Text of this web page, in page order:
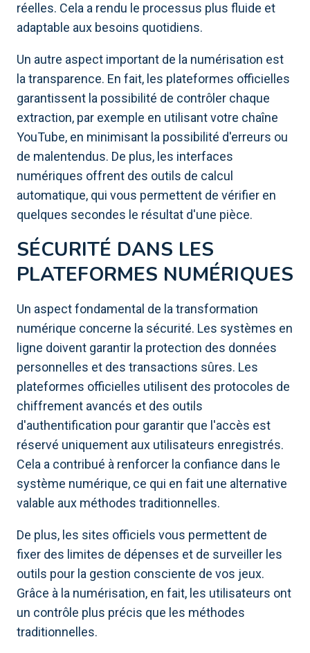
réelles. Cela a rendu le processus plus fluide et
adaptable aux besoins quotidiens.
Un autre aspect important de la numérisation est
la transparence. En fait, les plateformes officielles
garantissent la possibilité de contrôler chaque
extraction, par exemple en utilisant votre chaîne
YouTube, en minimisant la possibilité d'erreurs ou
de malentendus. De plus, les interfaces
numériques offrent des outils de calcul
automatique, qui vous permettent de vérifier en
quelques secondes le résultat d'une pièce.
SÉCURITÉ DANS LES
PLATEFORMES NUMÉRIQUES
Un aspect fondamental de la transformation
numérique concerne la sécurité. Les systèmes en
ligne doivent garantir la protection des données
personnelles et des transactions sûres. Les
plateformes officielles utilisent des protocoles de
chiffrement avancés et des outils
d'authentification pour garantir que l'accès est
réservé uniquement aux utilisateurs enregistrés.
Cela a contribué à renforcer la confiance dans le
système numérique, ce qui en fait une alternative
valable aux méthodes traditionnelles.
De plus, les sites officiels vous permettent de
fixer des limites de dépenses et de surveiller les
outils pour la gestion consciente de vos jeux.
Grâce à la numérisation, en fait, les utilisateurs ont
un contrôle plus précis que les méthodes
traditionnelles.